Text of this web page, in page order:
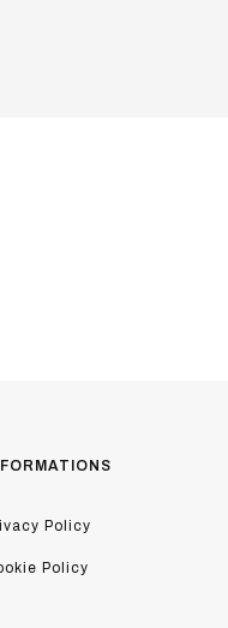
Policy
Policy